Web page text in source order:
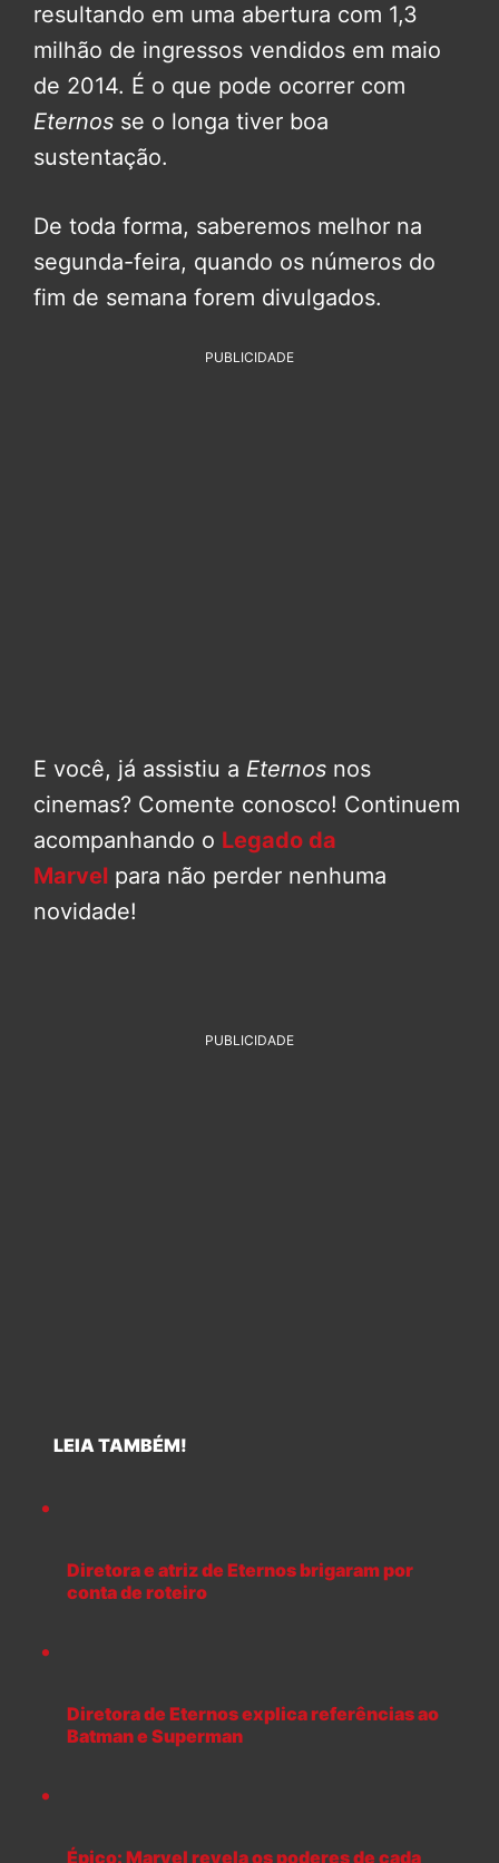
resultando em uma abertura com 1,3
milhão de ingressos vendidos em maio
de 2014. É o que pode ocorrer com
Eternos se o longa tiver boa
sustentação.
De toda forma, saberemos melhor na
segunda-feira, quando os números do
fim de semana forem divulgados.
PUBLICIDADE
E você, já assistiu a Eternos nos
cinemas? Comente conosco! Continuem
acompanhando o Legado da
Marvel para não perder nenhuma
novidade!
PUBLICIDADE
LEIA TAMBÉM!
Diretora e atriz de Eternos brigaram por
conta de roteiro
Diretora de Eternos explica referências ao
Batman e Superman
Épico: Marvel revela os poderes de cada